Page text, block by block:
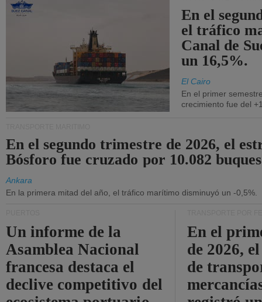
En el
el tráfico
Canal de
un 16,5%.
El Cairo
En el primer
crecimiento fue del
En el segundo trimestre de 2026, el
Bósforo fue cruzado por 10.082
Ankara
En la primera mitad del año, el tráfico marítimo disminuyó un -0,5%.
Un informe de la
Asamblea Nacional
francesa destaca el
declive competitivo del
En el
de 2026,
de